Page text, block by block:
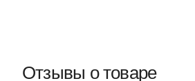
Отзывы о товаре